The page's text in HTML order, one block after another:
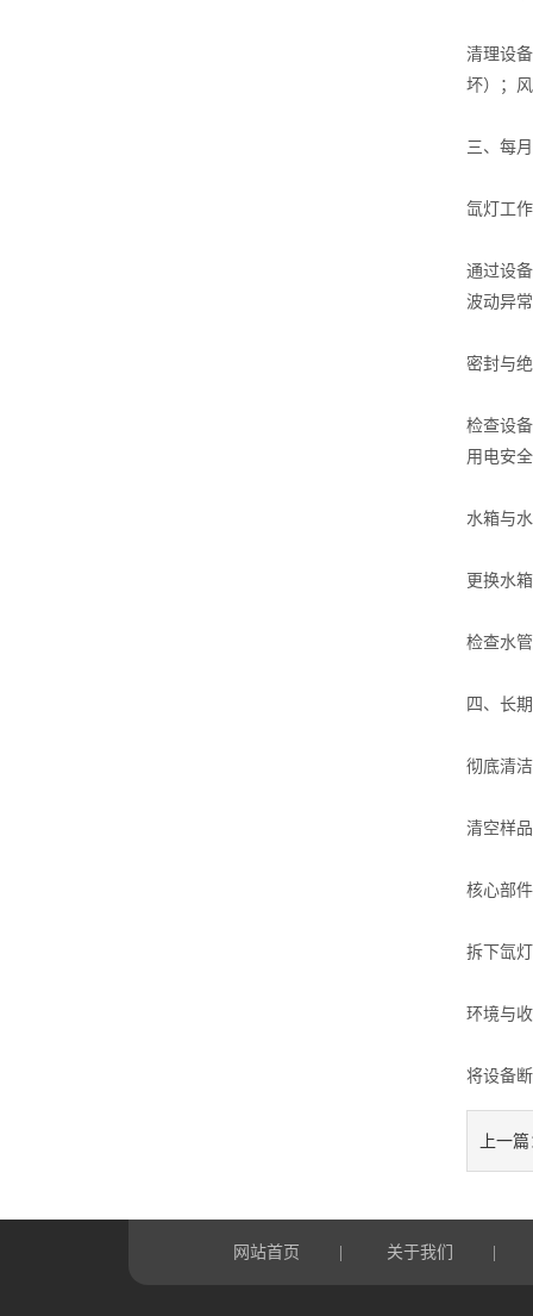
清理设
坏）；
三、每
氙灯工
通过设
波动异
密封与
检查设
用电安
水箱与
更换水
检查水
四、长
彻底清
清空样
核心部
拆下氙
环境与
将设备
上一
网站首页 关于我们